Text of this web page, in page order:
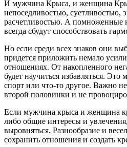
И мужчина Крыса, и женщина
непоседливостью, суетливостью,
расчетливостью. А помноженные
всегда сбудут способствовать
Но если среди всех знаков они
придется приложить немало
отношениях. От накопленного
будет научиться избавляться. Это
спорт или что-то другое. Важно
второй половинки и не
Если мужчина крыса и женщина
либо общие интересы и
выровняться. Разнообразие и
сохранить отношения и создать